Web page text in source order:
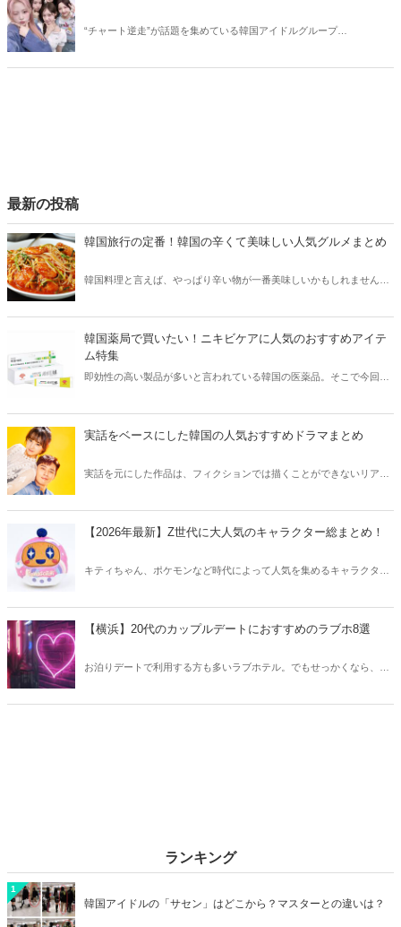
“チャート逆走”が話題を集めている韓国アイドルグループ
最新の投稿
韓国旅行の定番！韓国の辛くて美味しい人気グルメまとめ
韓国料理と言えば、やっぱり辛い物が一番美味しいかもしれません。
方も必見です。
韓国薬局で買いたい！ニキビケアに人気のおすすめアイテ
ム特集
即効性の高い製品が多いと言われている韓国の医薬品。そこで今回は
う。
実話をベースにした韓国の人気おすすめドラマまとめ
実話を元にした作品は、フィクションでは描くことができないリアル
【2026年最新】Z世代に大人気のキャラクター総まとめ！
キティちゃん、ポケモンなど時代によって人気を集めるキャラクター
クしてみましょう。
【横浜】20代のカップルデートにおすすめのラブホ8選
お泊りデートで利用する方も多いラブホテル。でもせっかくなら、キ
ランキング
1
韓国アイドルの「サセン」はどこから？マスターとの違いは？